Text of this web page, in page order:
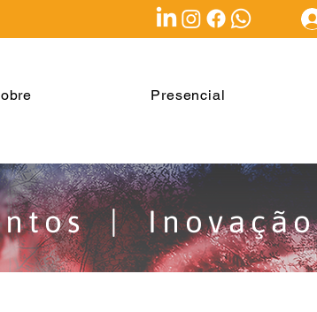
Presencial
| Inovação